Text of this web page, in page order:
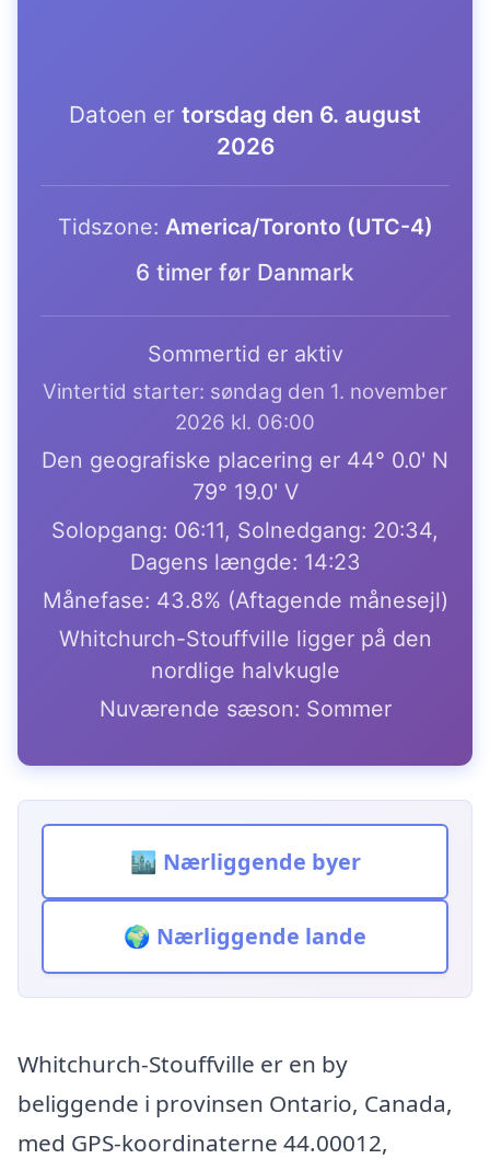
Datoen er torsdag den 6. august
2026
Tidszone: America/Toronto (UTC-4)
6 timer før Danmark
Sommertid er aktiv
Vintertid starter: søndag den 1. november
2026 kl. 06:00
Den geografiske placering er 44° 0.0' N
79° 19.0' V
Solopgang: 06:11, Solnedgang: 20:34,
Dagens længde: 14:23
Månefase: 43.8% (Aftagende månesejl)
Whitchurch-Stouffville ligger på den
nordlige halvkugle
Nuværende sæson: Sommer
🏙️ Nærliggende byer
🌍 Nærliggende lande
Whitchurch-Stouffville er en by
beliggende i provinsen Ontario, Canada,
med GPS-koordinaterne 44.00012,